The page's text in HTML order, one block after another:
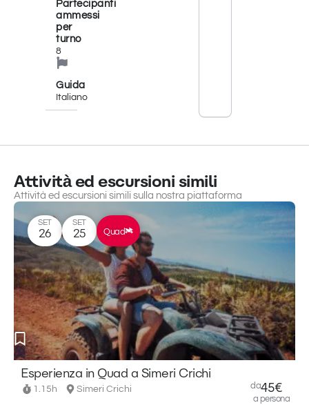
alla
scoperta
foreste,
ruscelli
paesaggi
montani
che si
mostrare
tra
due
Tirreno
e lo
Ionio.
Partenza
e
briefing
iniziale
Il tour
prende
avvio
dalla
sede
Partecipanti
ammessi
per
turno
8
Guida
Italiano
Attività ed escursioni simili
Attività ed escursioni simili sulla nostra piattaforma
Esperienza in Quad a Simeri Crichi
1.15h Simeri Crichi
SET
26
SET
25 Quad
da45€
a persona